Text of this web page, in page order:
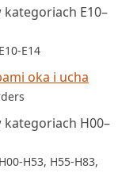
E10–
E14
oka i ucha
H00–
H53, H55-H83,